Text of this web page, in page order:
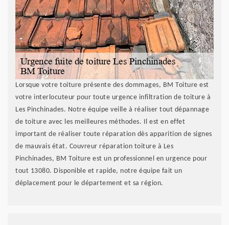
Lorsque votre toiture présente des dommages, BM Toiture est
votre interlocuteur pour toute urgence infiltration de toiture à
Les Pinchinades. Notre équipe veille à réaliser tout dépannage
de toiture avec les meilleures méthodes. Il est en effet
important de réaliser toute réparation dès apparition de signes
de mauvais état. Couvreur réparation toiture à Les
Pinchinades, BM Toiture est un professionnel en urgence pour
tout 13080. Disponible et rapide, notre équipe fait un
déplacement pour le département et sa région.